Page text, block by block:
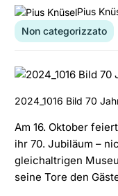
Autore:
Pius
Categoria:
Non categorizzato
2024_1016 Bild 70
Am 16. Oktober
ihr 70. Jubiläum –
gleichaltrigen
seine Tore den